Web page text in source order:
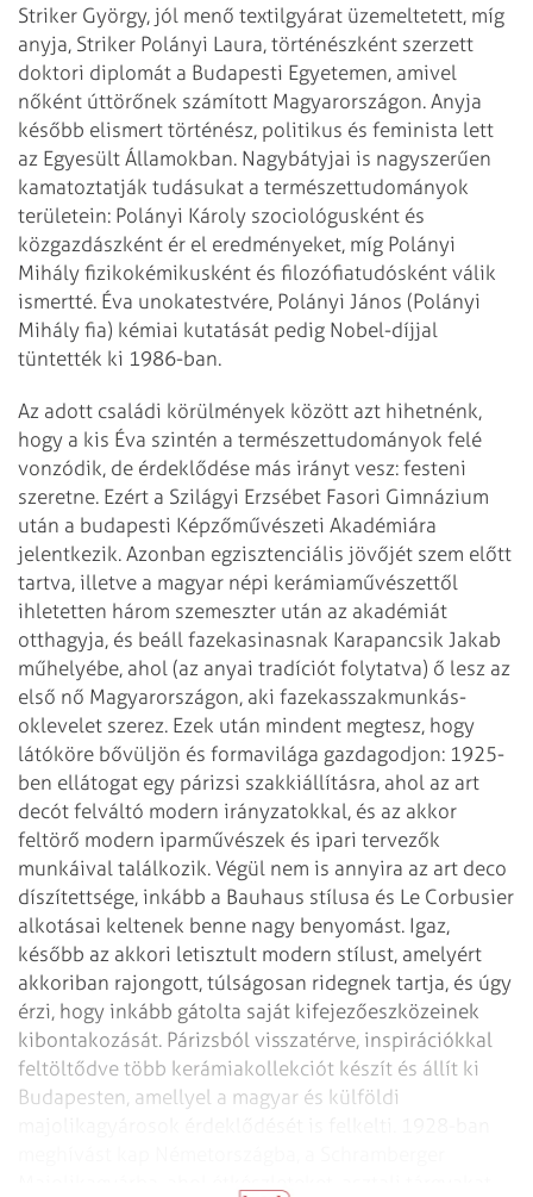
Striker György, jól menő textilgyárat üzemeltetett, míg
anyja, Striker Polányi Laura, történészként szerzett
doktori diplomát a Budapesti Egyetemen, amivel
nőként úttörőnek számított Magyarországon. Anyja
később elismert történész, politikus és feminista lett
az Egyesült Államokban. Nagybátyjai is nagyszerűen
kamatoztatják tudásukat a természettudományok
területein: Polányi Károly szociológusként és
közgazdászként ér el eredményeket, míg Polányi
Mihály fizikokémikusként és filozófiatudósként válik
ismertté. Éva unokatestvére, Polányi János (Polányi
Mihály fia) kémiai kutatását pedig Nobel-díjjal
tüntették ki 1986-ban.
Az adott családi körülmények között azt hihetnénk,
hogy a kis Éva szintén a természettudományok felé
vonzódik, de érdeklődése más irányt vesz: festeni
szeretne. Ezért a Szilágyi Erzsébet Fasori Gimnázium
után a budapesti Képzőművészeti Akadémiára
jelentkezik. Azonban egzisztenciális jövőjét szem előtt
tartva, illetve a magyar népi kerámiaművészettől
ihletetten három szemeszter után az akadémiát
otthagyja, és beáll fazekasinasnak Karapancsik Jakab
műhelyébe, ahol (az anyai tradíciót folytatva) ő lesz az
első nő Magyarországon, aki fazekasszakmunkás-
oklevelet szerez. Ezek után mindent megtesz, hogy
látóköre bővüljön és formavilága gazdagodjon: 1925-
ben ellátogat egy párizsi szakkiállításra, ahol az art
decót felváltó modern irányzatokkal, és az akkor
feltörő modern iparművészek és ipari tervezők
munkáival találkozik. Végül nem is annyira az art deco
díszítettsége, inkább a Bauhaus stílusa és Le Corbusier
alkotásai keltenek benne nagy benyomást. Igaz,
később az akkori letisztult modern stílust, amelyért
akkoriban rajongott, túlságosan ridegnek tartja, és úgy
érzi, hogy inkább gátolta saját kifejezőeszközeinek
kibontakozását. Párizsból visszatérve, inspirációkkal
feltöltődve több kerámiakollekciót készít és állít ki
Budapesten, amellyel a magyar és külföldi